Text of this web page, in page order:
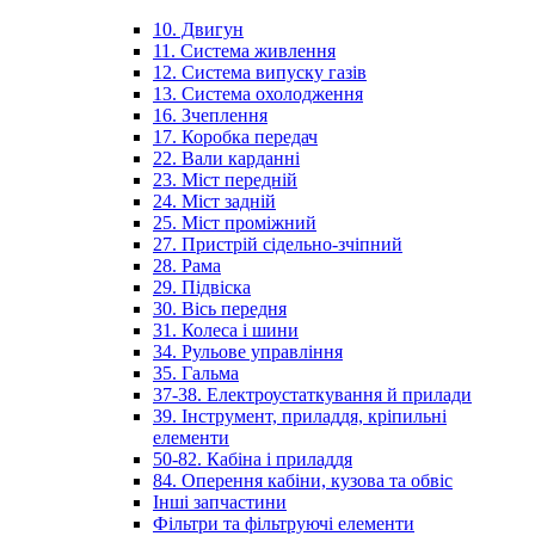
10. Двигун
11. Система живлення
12. Система випуску газів
13. Система охолодження
16. Зчеплення
17. Коробка передач
22. Вали карданні
23. Міст передній
24. Міст задній
25. Міст проміжний
27. Пристрій сідельно-зчіпний
28. Рама
29. Підвіска
30. Вісь передня
31. Колеса і шини
34. Рульове управління
35. Гальма
37-38. Електроустаткування й прилади
39. Інструмент, приладдя, кріпильні
елементи
50-82. Кабіна і приладдя
84. Оперення кабіни, кузова та обвіс
Інші запчастини
Фільтри та фільтруючі елементи